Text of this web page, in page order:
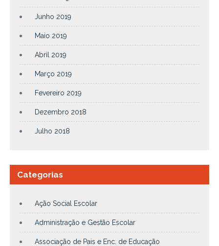
Junho 2019
Maio 2019
Abril 2019
Março 2019
Fevereiro 2019
Dezembro 2018
Julho 2018
Categorias
Ação Social Escolar
Administração e Gestão Escolar
Associação de Pais e Enc. de Educação